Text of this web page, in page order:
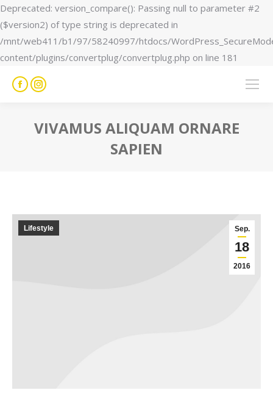
Deprecated: version_compare(): Passing null to parameter #2
($version2) of type string is deprecated in
/mnt/web411/b1/97/58240997/htdocs/
content/plugins/convertplug/convertplug.php on line 181
Facebook
opens
Instagram
opens
VIVAMUS ALIQUAM ORNARE
SAPIEN
Sep.
18
2016
Lifestyle